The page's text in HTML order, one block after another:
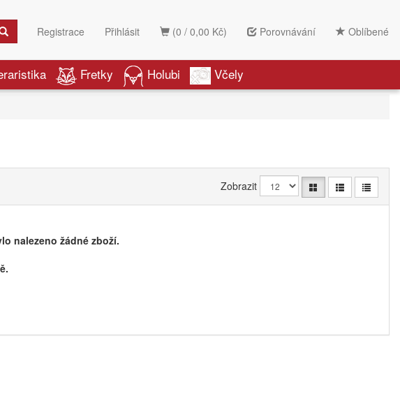
(0 / 0,00 Kč) Porovnávání Oblíbené
Registrace Přihlásit
Fretky Holubi Včely
Zobrazit
nalezeno žádné zboží.